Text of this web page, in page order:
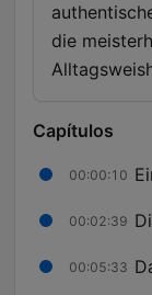
die
Capítulos
00:00:10
00:02:39
00:05:33